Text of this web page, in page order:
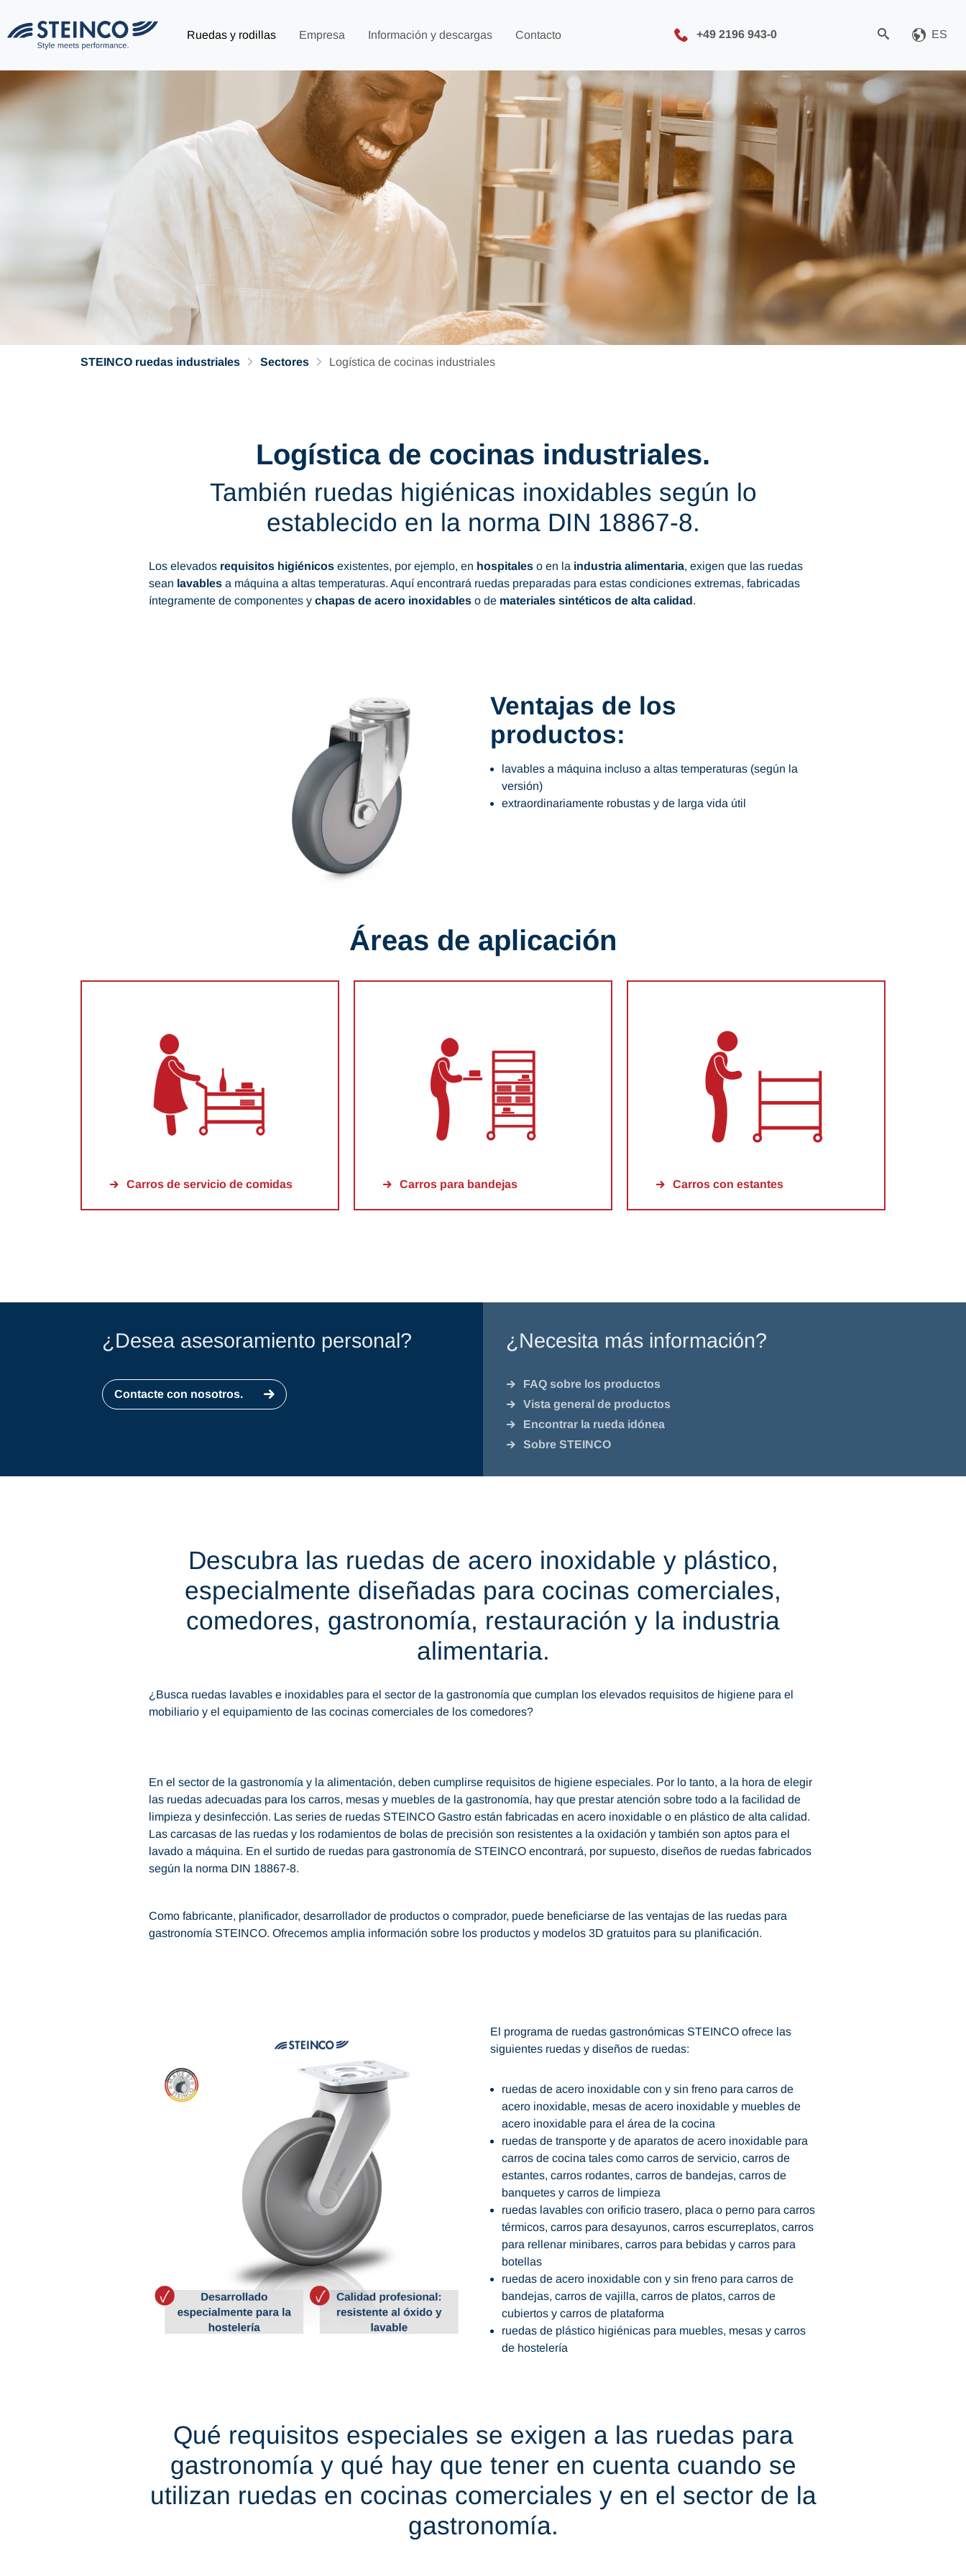
Ruedas y rodillas Empresa Información y descargas Contacto +49 2196 943-0 ES
STEINCO ruedas industriales Sectores Logística de cocinas industriales
Logística de cocinas industriales.
También ruedas higiénicas inoxidables según lo
establecido en la norma DIN 18867-8.
Los elevados requisitos higiénicos existentes, por ejemplo, en hospitales o en la industria alimentaria, exigen que las ruedas
sean lavables a máquina a altas temperaturas. Aquí encontrará ruedas preparadas para estas condiciones extremas, fabricadas
íntegramente de componentes y chapas de acero inoxidables o de materiales sintéticos de alta calidad.
Ventajas de los
productos:
lavables a máquina incluso a altas temperaturas (según la
versión)
extraordinariamente robustas y de larga vida útil
Áreas de aplicación
Carros de servicio de comidas Carros para bandejas Carros con estantes
¿Desea asesoramiento personal?
Contacte con nosotros.
¿Necesita más información?
FAQ sobre los productos
Vista general de productos
Encontrar la rueda idónea
Sobre STEINCO
Descubra las ruedas de acero inoxidable y plástico,
especialmente diseñadas para cocinas comerciales,
comedores, gastronomía, restauración y la industria
alimentaria.
¿Busca ruedas lavables e inoxidables para el sector de la gastronomía que cumplan los elevados requisitos de higiene para el
mobiliario y el equipamiento de las cocinas comerciales de los comedores?
En el sector de la gastronomía y la alimentación, deben cumplirse requisitos de higiene especiales. Por lo tanto, a la hora de elegir
las ruedas adecuadas para los carros, mesas y muebles de la gastronomía, hay que prestar atención sobre todo a la facilidad de
limpieza y desinfección. Las series de ruedas STEINCO Gastro están fabricadas en acero inoxidable o en plástico de alta calidad.
Las carcasas de las ruedas y los rodamientos de bolas de precisión son resistentes a la oxidación y también son aptos para el
lavado a máquina. En el surtido de ruedas para gastronomía de STEINCO encontrará, por supuesto, diseños de ruedas fabricados
según la norma DIN 18867-8.
Como fabricante, planificador, desarrollador de productos o comprador, puede beneficiarse de las ventajas de las ruedas para
gastronomía STEINCO. Ofrecemos amplia información sobre los productos y modelos 3D gratuitos para su planificación.
El programa de ruedas gastronómicas STEINCO ofrece las
siguientes ruedas y diseños de ruedas:
ruedas de acero inoxidable con y sin freno para carros de
acero inoxidable, mesas de acero inoxidable y muebles de
acero inoxidable para el área de la cocina
ruedas de transporte y de aparatos de acero inoxidable para
carros de cocina tales como carros de servicio, carros de
estantes, carros rodantes, carros de bandejas, carros de
banquetes y carros de limpieza
ruedas lavables con orificio trasero, placa o perno para carros
térmicos, carros para desayunos, carros escurreplatos, carros
para rellenar minibares, carros para bebidas y carros para
botellas
ruedas de acero inoxidable con y sin freno para carros de
bandejas, carros de vajilla, carros de platos, carros de
cubiertos y carros de plataforma
ruedas de plástico higiénicas para muebles, mesas y carros
de hostelería
Qué requisitos especiales se exigen a las ruedas para
gastronomía y qué hay que tener en cuenta cuando se
utilizan ruedas en cocinas comerciales y en el sector de la
gastronomía.